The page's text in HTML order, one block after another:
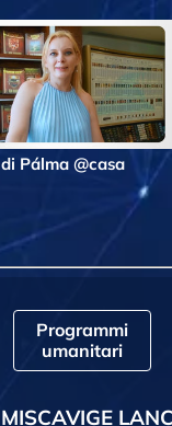
Pálma @casa
Programmi
umanitari